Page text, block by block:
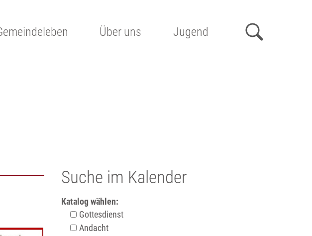
Über uns Jugend
Suche im Kalender
Katalog wählen:
Gottesdienst
Andacht